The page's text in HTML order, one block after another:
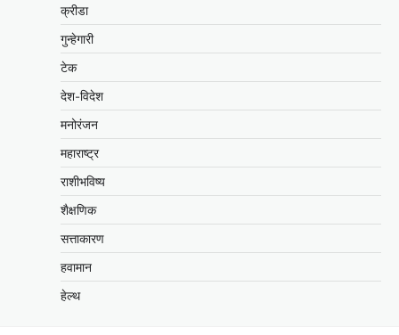
क्रीडा
गुन्हेगारी
टेक
देश-विदेश
मनोरंजन
महाराष्ट्र
राशीभविष्य
शैक्षणिक
सत्ताकारण
हवामान
हेल्थ